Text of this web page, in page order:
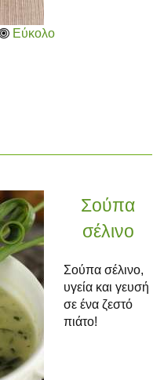
Εύκολο
Σούπα
σέλινο
Σούπα σέλινο,
υγεία και γευσή
σε ένα ζεστό
πιάτο!